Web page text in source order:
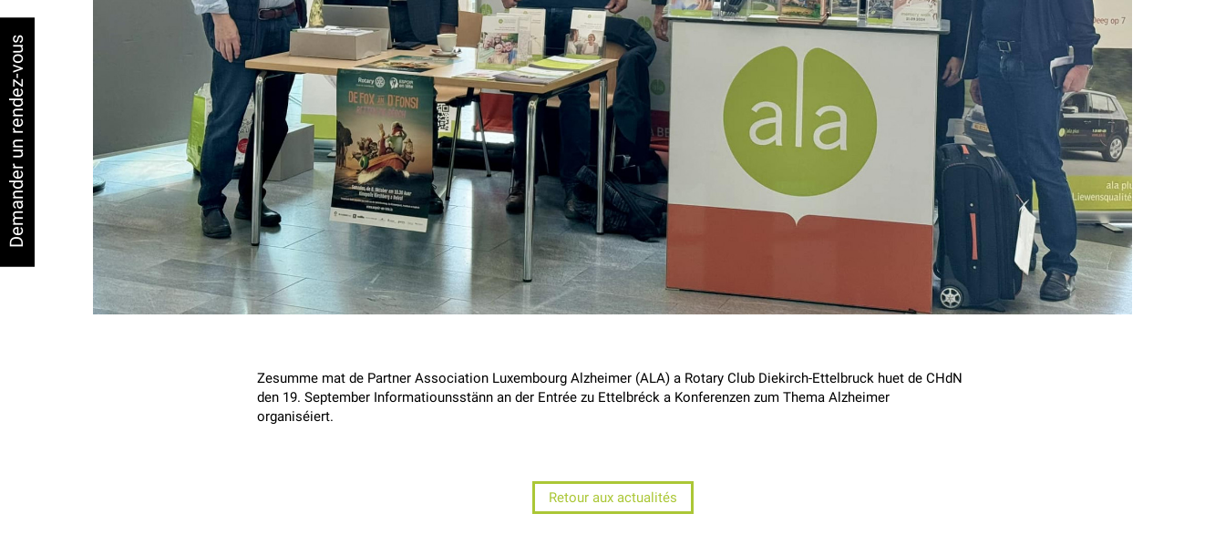
Zesumme mat de Partner Association Luxembourg Alzheimer (ALA) a Rotary Club Diekirch-Ettelbruck huet de CHdN
den 19. September Informatiounsstänn an der Entrée zu Ettelbréck a Konferenzen zum Thema Alzheimer
organiséiert.
Retour aux actualités
Demander un rendez-vous